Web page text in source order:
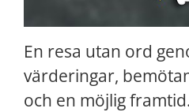
En resa utan ord
värderingar,
och en möjlig framtid.